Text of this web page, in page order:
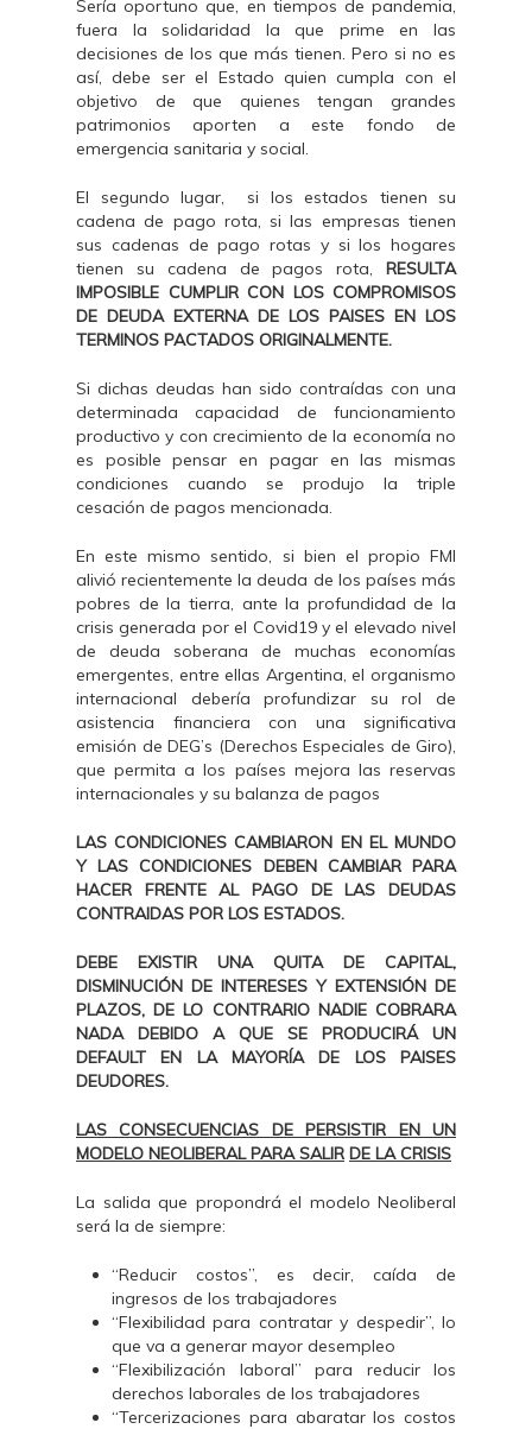
Sería oportuno que, en tiempos de pandemia,
fuera la solidaridad la que prime en las
decisiones de los que más tienen. Pero si no es
así, debe ser el Estado quien cumpla con el
objetivo de que quienes tengan grandes
patrimonios aporten a este fondo de
emergencia sanitaria y social.
El segundo lugar, si los estados tienen su
cadena de pago rota, si las empresas tienen
sus cadenas de pago rotas y si los hogares
tienen su cadena de pagos rota, RESULTA
IMPOSIBLE CUMPLIR CON LOS COMPROMISOS
DE DEUDA EXTERNA DE LOS PAISES EN LOS
TERMINOS PACTADOS ORIGINALMENTE.
Si dichas deudas han sido contraídas con una
determinada capacidad de funcionamiento
productivo y con crecimiento de la economía no
es posible pensar en pagar en las mismas
condiciones cuando se produjo la triple
cesación de pagos mencionada.
En este mismo sentido, si bien el propio FMI
alivió recientemente la deuda de los países más
pobres de la tierra, ante la profundidad de la
crisis generada por el Covid19 y el elevado nivel
de deuda soberana de muchas economías
emergentes, entre ellas Argentina, el organismo
internacional debería profundizar su rol de
asistencia financiera con una significativa
emisión de DEG’s (Derechos Especiales de Giro),
que permita a los países mejora las reservas
internacionales y su balanza de pagos
LAS CONDICIONES CAMBIARON EN EL MUNDO
Y LAS CONDICIONES DEBEN CAMBIAR PARA
HACER FRENTE AL PAGO DE LAS DEUDAS
CONTRAIDAS POR LOS ESTADOS.
DEBE EXISTIR UNA QUITA DE CAPITAL,
DISMINUCIÓN DE INTERESES Y EXTENSIÓN DE
PLAZOS, DE LO CONTRARIO NADIE COBRARA
NADA DEBIDO A QUE SE PRODUCIRÁ UN
DEFAULT EN LA MAYORÍA DE LOS PAISES
DEUDORES.
LAS CONSECUENCIAS DE PERSISTIR EN UN
MODELO NEOLIBERAL PARA SALIR DE LA CRISIS
La salida que propondrá el modelo Neoliberal
será la de siempre:
“Reducir costos”, es decir, caída de
ingresos de los trabajadores
“Flexibilidad para contratar y despedir”, lo
que va a generar mayor desempleo
“Flexibilización laboral” para reducir los
derechos laborales de los trabajadores
“Tercerizaciones para abaratar los costos